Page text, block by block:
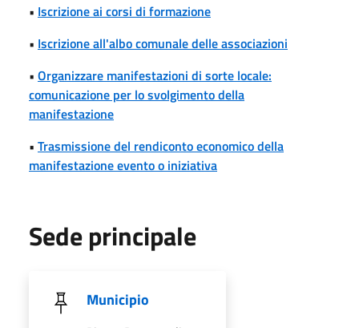
• Iscrizione ai corsi di formazione
• Iscrizione all'albo comunale delle associazioni
• Organizzare manifestazioni di sorte locale:
comunicazione per lo svolgimento della
manifestazione
• Trasmissione del rendiconto economico della
manifestazione evento o iniziativa
Sede principale
Municipio